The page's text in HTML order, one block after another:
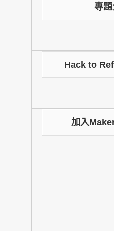
專題
Hack to
加入